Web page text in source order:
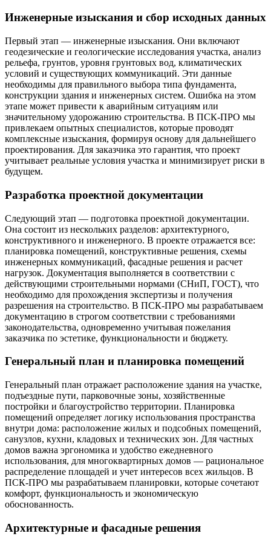
Инженерные изыскания и сбор исходных данных
Первый этап — инженерные изыскания. Они включают
геодезические и геологические исследования участка, анализ
рельефа, грунтов, уровня грунтовых вод, климатических
условий и существующих коммуникаций. Эти данные
необходимы для правильного выбора типа фундамента,
конструкции здания и инженерных систем. Ошибка на этом
этапе может привести к аварийным ситуациям или
значительному удорожанию строительства. В ПСК-ПРО мы
привлекаем опытных специалистов, которые проводят
комплексные изыскания, формируя основу для дальнейшего
проектирования. Для заказчика это гарантия, что проект
учитывает реальные условия участка и минимизирует риски в
будущем.
Разработка проектной документации
Следующий этап — подготовка проектной документации.
Она состоит из нескольких разделов: архитектурного,
конструктивного и инженерного. В проекте отражается все:
планировка помещений, конструктивные решения, схемы
инженерных коммуникаций, фасадные решения и расчет
нагрузок. Документация выполняется в соответствии с
действующими строительными нормами (СНиП, ГОСТ), что
необходимо для прохождения экспертизы и получения
разрешения на строительство. В ПСК-ПРО мы разрабатываем
документацию в строгом соответствии с требованиями
законодательства, одновременно учитывая пожелания
заказчика по эстетике, функциональности и бюджету.
Генеральный план и планировка помещений
Генеральный план отражает расположение здания на участке,
подъездные пути, парковочные зоны, хозяйственные
постройки и благоустройство территории. Планировка
помещений определяет логику использования пространства
внутри дома: расположение жилых и подсобных помещений,
санузлов, кухни, кладовых и технических зон. Для частных
домов важна эргономика и удобство ежедневного
использования, для многоквартирных домов — рациональное
распределение площадей и учет интересов всех жильцов. В
ПСК-ПРО мы разрабатываем планировки, которые сочетают
комфорт, функциональность и экономическую
обоснованность.
Архитектурные и фасадные решения